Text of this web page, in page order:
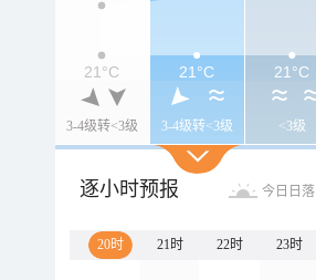
3-4级转<3级 3-4级转<3级 <3级
21°C 21°C 21°C
逐小时预报 今日日落
20时 21时 22时 23时